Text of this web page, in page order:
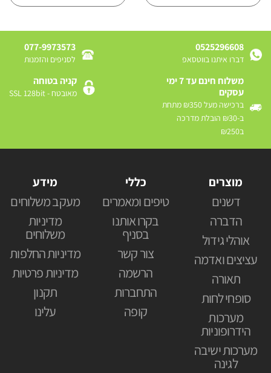
0525296608
דברו איתנו בווטסאפ
077-9973573
לסניפים והזמנות
משלוח חינם עד 7 ימי
עסקים
ברכישה מעל ₪350 מתחת
ב-₪30 הובלת מדרכה
ב₪250
קניה בטוחה
מאובטח - SSL 128bit
מוצרים
דשנים
הדברה
אוהלי גידול
עציצים ואדמה
תאורה
סופחי לחות
מערכות
הידרופוניות
מערכות ישיבה
לגינה
כללי
טיפים ומאמרים
בקרו אותנו
בסניף
צור קשר
הרשמה
התחברות
קופה
מידע
מעקב משלוחים
מדיניות
משלוחים
מדיניות החלפות
מדיניות פרטיות
תקנון
עלינו